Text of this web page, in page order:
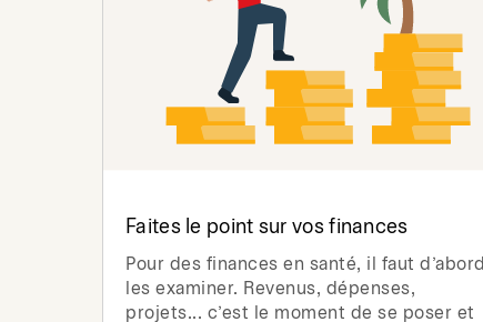
Faites le point sur vos finances
Pour des finances en santé, il faut d’abord
les examiner. Revenus, dépenses,
projets... c’est le moment de se poser et